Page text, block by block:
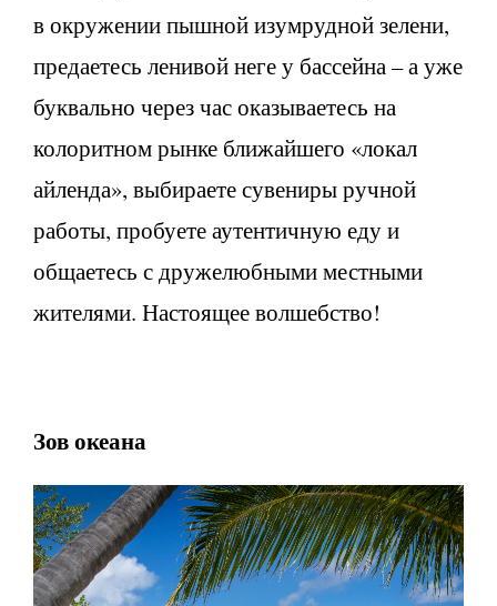
в окружении пышной изумрудной зелени,
предаетесь ленивой неге у бассейна – а уже
буквально через час оказываетесь на
колоритном рынке ближайшего «локал
айленда», выбираете сувениры ручной
работы, пробуете аутентичную еду и
общаетесь с дружелюбными местными
жителями. Настоящее волшебство!
Зов океана